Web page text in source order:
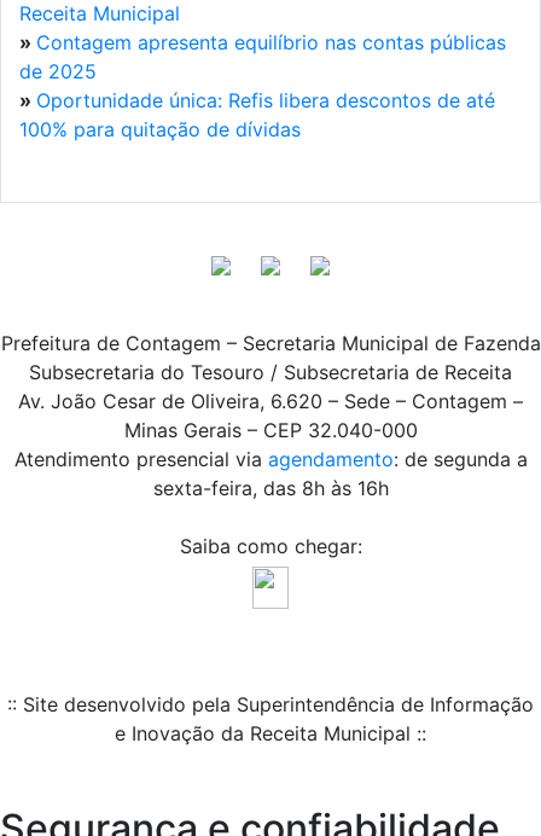
Receita Municipal
» Contagem apresenta equilíbrio nas contas públicas
de 2025
» Oportunidade única: Refis libera descontos de até
100% para quitação de dívidas
Prefeitura de Contagem – Secretaria Municipal de Fazenda
Subsecretaria do Tesouro / Subsecretaria de Receita
Av. João Cesar de Oliveira, 6.620 – Sede – Contagem –
Minas Gerais – CEP 32.040-000
Atendimento presencial via agendamento: de segunda a
sexta-feira, das 8h às 16h
Saiba como chegar:
:: Site desenvolvido pela Superintendência de Informação
e Inovação da Receita Municipal ::